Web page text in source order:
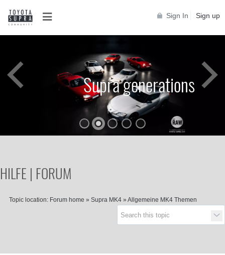
Sign In Sign up
Supra generations
HILFE | FORUM
Topic location: Forum home » Supra MK4 » Allgemeine MK4 Themen